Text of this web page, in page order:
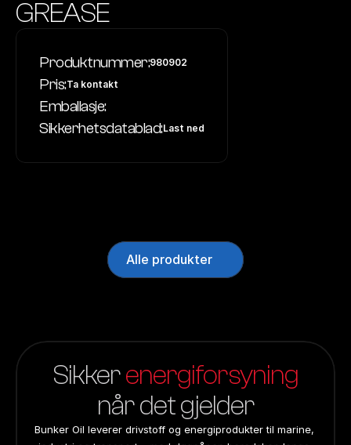
NO|EN
GREASE
Produktnummer:980902
Pris:Ta kontakt
Emballasje:
Sikkerhetsdatablad:Last ned
Alle produkter
Sikker energiforsyning
når det gjelder
Bunker Oil leverer drivstoff og energiprodukter til marine,